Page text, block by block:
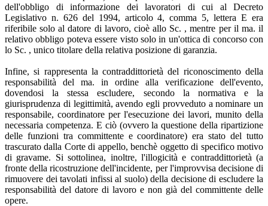
dell'obbligo di informazione dei lavoratori di cui al Decreto
Legislativo n. 626 del 1994, articolo 4, comma 5, lettera E era
riferibile solo al datore di lavoro, cioè allo Sc. , mentre per il ma. il
relativo obbligo poteva essere visto solo in un'ottica di concorso con
lo Sc. , unico titolare della relativa posizione di garanzia.
Infine, si rappresenta la contraddittorietà del riconoscimento della
responsabilità del ma. in ordine alla verificazione dell'evento,
dovendosi la stessa escludere, secondo la normativa e la
giurisprudenza di legittimità, avendo egli provveduto a nominare un
responsabile, coordinatore per l'esecuzione dei lavori, munito della
necessaria competenza. E ciò (ovvero la questione della ripartizione
delle funzioni tra committente e coordinatore) era stato del tutto
trascurato dalla Corte di appello, benchè oggetto di specifico motivo
di gravame. Si sottolinea, inoltre, l'illogicità e contraddittorietà (a
fronte della ricostruzione dell'incidente, per l'improvvisa decisione di
rimuovere dei tavolati infissi al suolo) della decisione di escludere la
responsabilità del datore di lavoro e non già del committente delle
opere.